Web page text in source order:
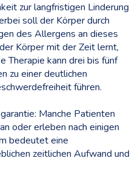
zur langfristigen Linderung
soll der Körper durch
des Allergens an dieses
Körper mit der Zeit lernt,
Therapie kann drei bis fünf
zu einer deutlichen
führen.
Manche Patienten
oder erleben nach einigen
bedeutet eine
zeitlichen Aufwand und